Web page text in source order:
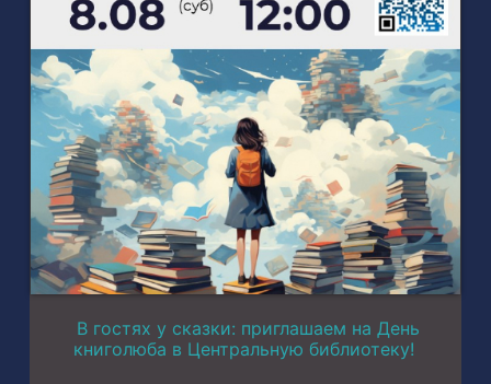
В гостях у сказки: приглашаем на День
книголюба в Центральную библиотеку!